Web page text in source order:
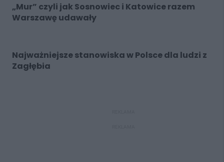
„Mur” czyli jak Sosnowiec i Katowice razem
Warszawę udawały
Najważniejsze stanowiska w Polsce dla ludzi z
Zagłębia